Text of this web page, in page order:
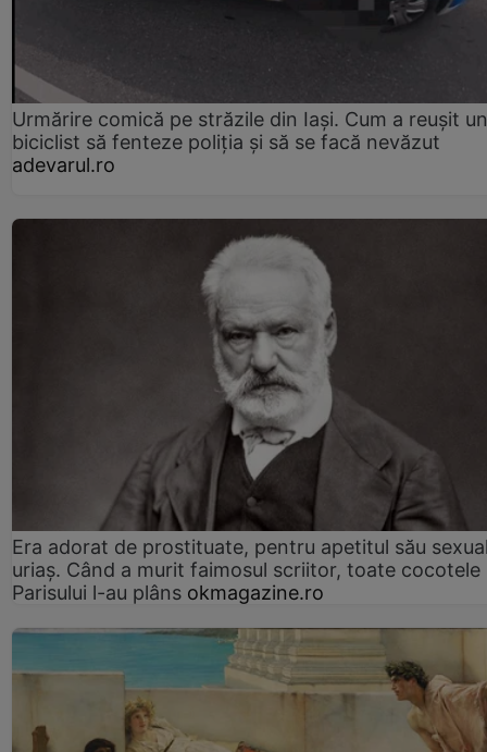
Urmărire comică pe străzile din Iași. Cum a reușit un
biciclist să fenteze poliția și să se facă nevăzut
adevarul.ro
Era adorat de prostituate, pentru apetitul său
uriaș. Când a murit faimosul scriitor, toate cocotele
Parisului l-au plâns okmagazine.ro